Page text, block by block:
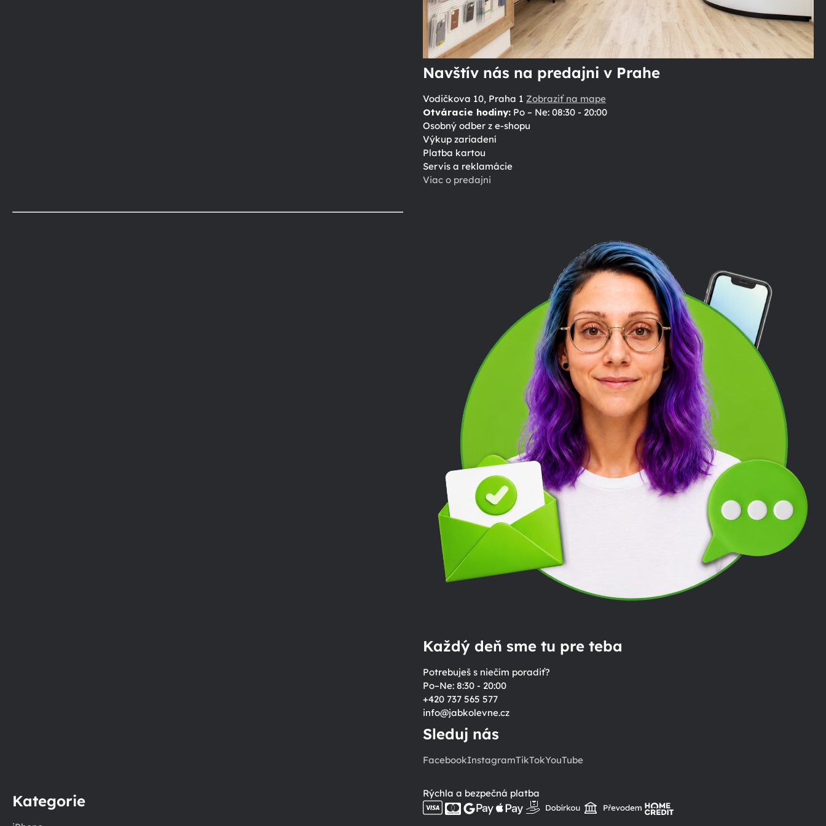
Navštív nás na predajni v Prahe
Vodičkova 10, Praha 1 Zobraziť na mape
Otváracie hodiny:Po – Ne: 08:30 - 20:00
Osobný odber z e-shopu
Výkup zariadení
Platba kartou
Servis a reklamácie
Viac o predajni
Každý deň sme tu pre teba
Potrebuješ s niečím poradiť?
Po–Ne: 8:30 - 20:00
+420 737 565 577
info@jabkolevne.cz
Sleduj nás
FacebookInstagramTikTokYouTube
Kategorie Rýchla a bezpečná platba